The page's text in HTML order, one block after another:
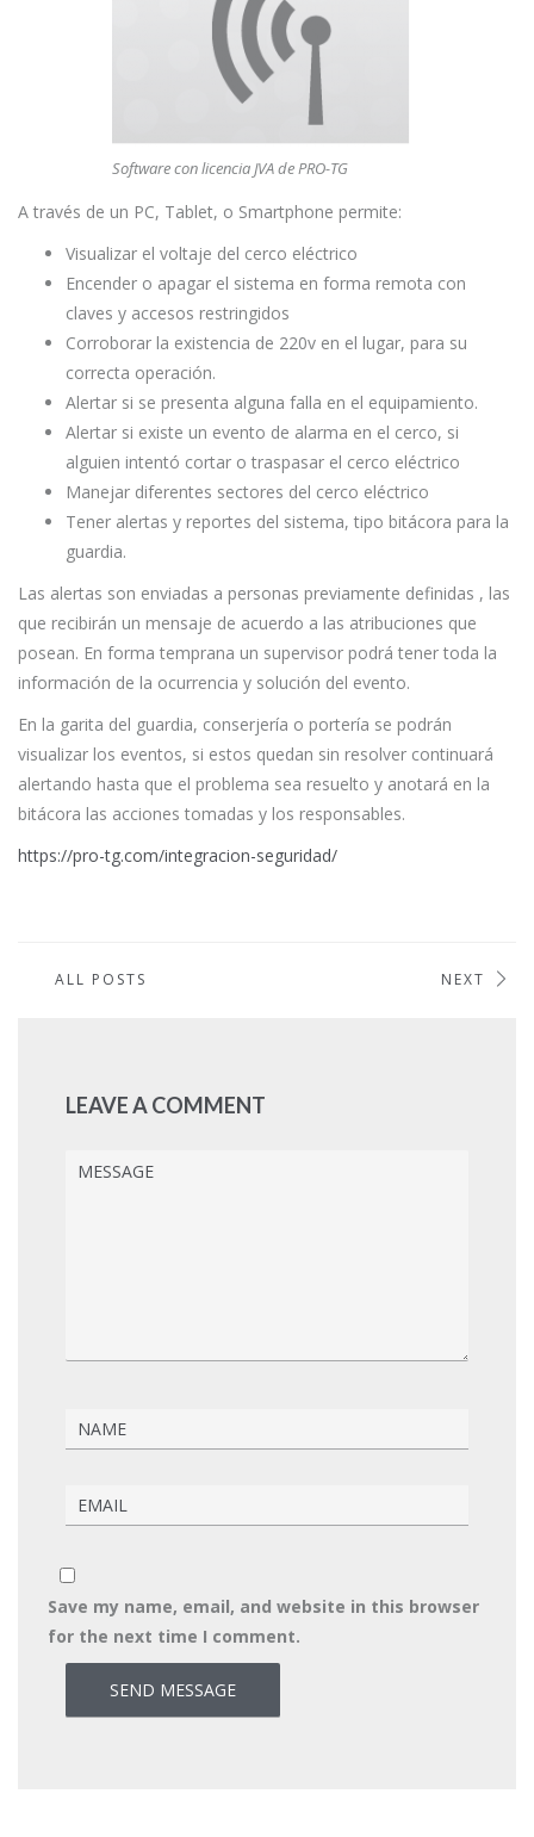
Software con licencia JVA de PRO-TG
A través de un PC, Tablet, o Smartphone permite:
Visualizar el voltaje del cerco eléctrico
Encender o apagar el sistema en forma remota con
claves y accesos restringidos
Corroborar la existencia de 220v en el lugar, para su
correcta operación.
Alertar si se presenta alguna falla en el equipamiento.
Alertar si existe un evento de alarma en el cerco, si
alguien intentó cortar o traspasar el cerco eléctrico
Manejar diferentes sectores del cerco eléctrico
Tener alertas y reportes del sistema, tipo bitácora para la
guardia.
Las alertas son enviadas a personas previamente definidas , las
que recibirán un mensaje de acuerdo a las atribuciones que
posean. En forma temprana un supervisor podrá tener toda la
información de la ocurrencia y solución del evento.
En la garita del guardia, conserjería o portería se podrán
visualizar los eventos, si estos quedan sin resolver continuará
alertando hasta que el problema sea resuelto y anotará en la
bitácora las acciones tomadas y los responsables.
https://pro-tg.com/integracion-seguridad/
ALL POSTS NEXT
LEAVE A COMMENT
Save my name, email, and website in this browser
for the next time I comment.